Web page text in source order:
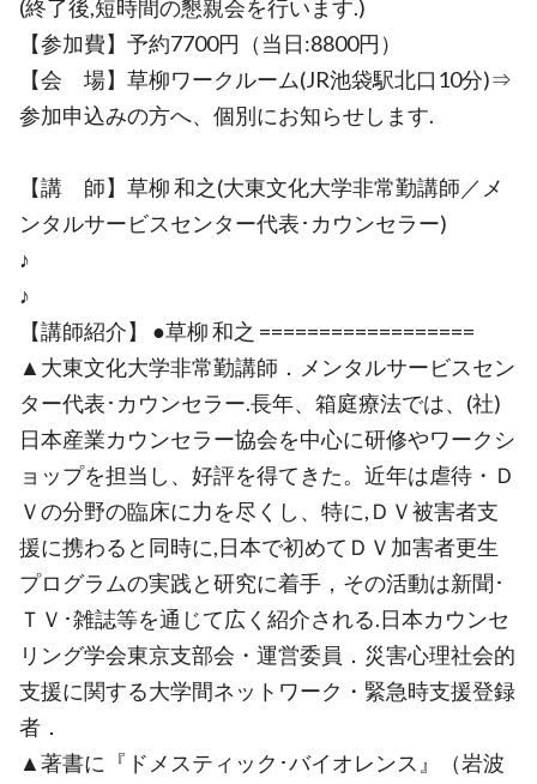
(終了後,短時間の懇親会を行います.)
【参加費】予約7700円（当日:8800円）
【会 場】草柳ワークルーム(JR池袋駅北口10分)⇒
参加申込みの方へ、個別にお知らせします.
【講 師】草柳 和之(大東文化大学非常勤講師／メ
ンタルサービスセンター代表･カウンセラー)
♪
♪
【講師紹介】 ●草柳 和之 ==================
▲大東文化大学非常勤講師．メンタルサービスセン
ター代表･カウンセラー.長年、箱庭療法では、(社)
日本産業カウンセラー協会を中心に研修やワークシ
ョップを担当し、好評を得てきた。近年は虐待・Ｄ
Ｖの分野の臨床に力を尽くし、特に,ＤＶ被害者支
援に携わると同時に,日本で初めてＤＶ加害者更生
プログラムの実践と研究に着手，その活動は新聞･
ＴＶ･雑誌等を通じて広く紹介される.日本カウンセ
リング学会東京支部会・運営委員．災害心理社会的
支援に関する大学間ネットワーク・緊急時支援登録
者．
▲著書に『ドメスティック･バイオレンス』（岩波